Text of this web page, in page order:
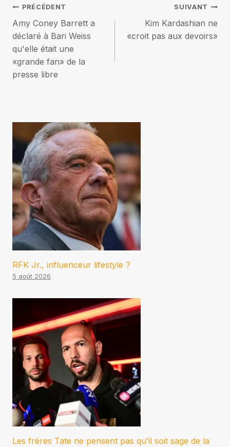
Navigation
de
l’article
PRÉCÉDENT
Amy Coney Barrett a
déclaré à Bari Weiss
qu'elle était une
«grande fan» de la
presse libre
SUIVANT
Kim Kardashian ne
«croit pas aux devoirs»
RFK Jr., influenceur lifestyle ?
5 août 2026
Les frères Tate ne pensent pas qu’il soit sage de la